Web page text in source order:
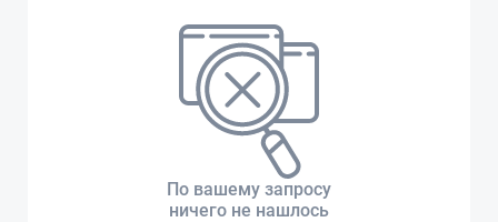
По вашему запросу
ничего не нашлось